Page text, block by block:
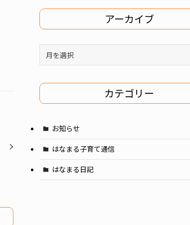
アーカイブ
イ
カテゴリー
お知らせ
はなまる子育て通信
はなまる日記